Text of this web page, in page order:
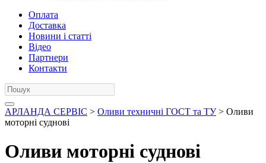
Оплата
Доставка
Новини і статті
Відео
Партнери
Контакти
АРЛАНДА СЕРВІС > Оливи техничні ГОСТ та ТУ> Оливи
моторні суднові
Оливи моторні суднові